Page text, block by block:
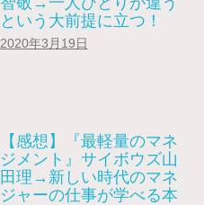
という大前提に立つ！
2020年3月19日
【感想】『最軽量のマネ
ジメント』サイボウズ山
田理→新しい時代のマネ
ジャーの仕事が学べる本